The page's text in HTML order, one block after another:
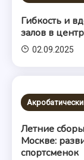
Гибкость и
залов в
02.09.2025
Летние
Москве:
спортсменок